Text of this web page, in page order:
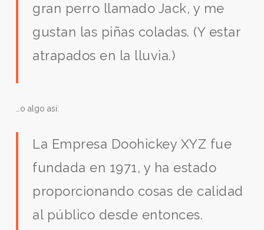
gran perro llamado Jack, y me
gustan las piñas coladas. (Y estar
atrapados en la lluvia.)
…o algo así:
La Empresa Doohickey XYZ fue
fundada en 1971, y ha estado
proporcionando cosas de calidad
al público desde entonces.